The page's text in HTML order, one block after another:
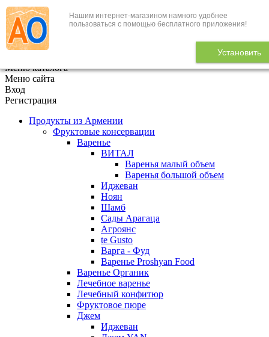
Нашим интернет-магазином намного удобнее
пользоваться с помощью бесплатного приложения!
Установить
+7 (495) 646-888-1
В корзине 0
Меню каталога
Меню сайта
Вход
Регистрация
Продукты из Армении
Фруктовые консервации
Варенье
ВИТАЛ
Варенья малый объем
Варенья большой объем
Иджеван
Ноян
Шамб
Сады Арагаца
Агроянс
te Gusto
Варга - Фуд
Варенье Proshyan Food
Варенье Органик
Лечебное варенье
Лечебный конфитюр
Фруктовое пюре
Джем
Иджеван